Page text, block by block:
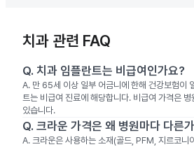
치과 관련 FAQ
Q. 치과 임플란트는 비급여인가요?
A. 만 65세 이상 일부 어금니에 한해 건강보험이
트는 비급여 진료에 해당합니다. 비급여 가격은
있습니다.
Q. 크라운 가격은 왜 병원마다 다른
A. 크라운은 사용하는 소재(골드, PFM, 지르코니